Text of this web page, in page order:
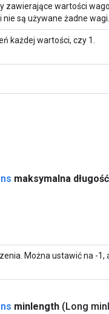
zawierające wartości
są używane żadne wagi.
każdej wartości, czy 1.
maksymalna długość
Można ustawić na -1,
minlength (Long